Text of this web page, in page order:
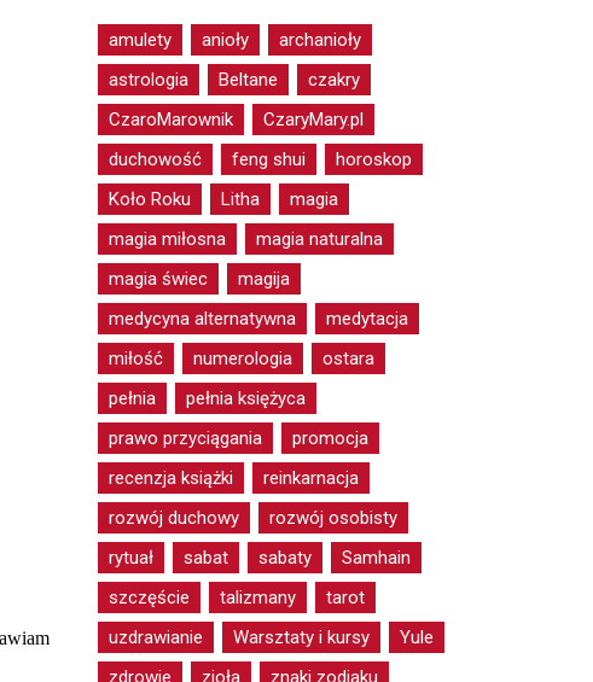
amulety anioły
archanioły
astrologia
Beltane
czakry
CzaroMarownik
CzaryMary.pl
duchowość
feng shui
horoskop
Koło Roku
Litha
magia
magia miłosna
magia naturalna
magia świec
magija
medycyna alternatywna
medytacja
miłość
numerologia
ostara
pełnia
pełnia księżyca
prawo przyciągania
promocja
recenzja książki
reinkarnacja
rozwój duchowy
rozwój osobisty
rytuał
sabat sabaty
Samhain
szczęście
talizmany
tarot
uzdrawianie
Warsztaty i kursy
Yule
zdrowie
zioła znaki zodiaku